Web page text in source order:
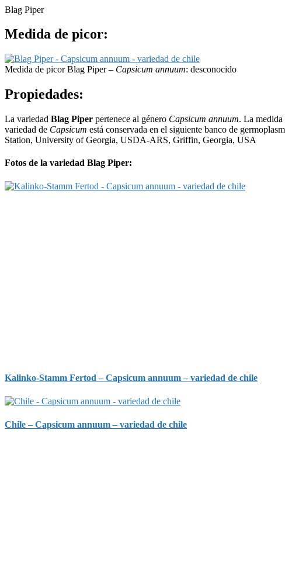
Blag Piper
Medida de picor:
Medida de picor Blag Piper – Capsicum annuum: desconocido
Propiedades:
La variedad Blag Piper pertenece al género Capsicum annuum. La
variedad de Capsicum está conservada en el siguiente banco de
Station, University of Georgia, USDA-ARS, Griffin, Georgia, USA
Fotos de la variedad Blag Piper:
Kalinko-Stamm Fertod – Capsicum annuum – variedad de chile
Chile – Capsicum annuum – variedad de chile